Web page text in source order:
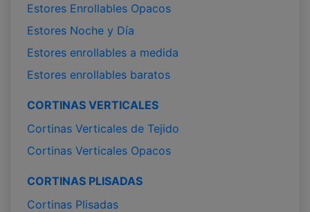
Estores Enrollables Opacos
Estores Noche y Día
Estores enrollables a medida
Estores enrollables baratos
CORTINAS VERTICALES
Cortinas Verticales de Tejido
Cortinas Verticales Opacos
CORTINAS PLISADAS
Cortinas Plisadas